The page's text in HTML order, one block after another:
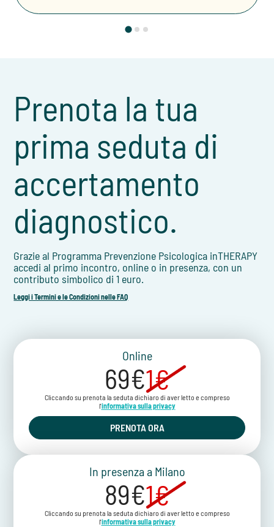
Prenota la tua
prima seduta di
accertamento
diagnostico.
Grazie al Programma Prevenzione Psicologica inTHERAPY
accedi al primo incontro, online o in presenza, con un
contributo simbolico di 1 euro.
Leggi i Termini e le Condizioni nelle FAQ
Online
69€1€
Cliccando su prenota la seduta dichiaro di aver letto e compreso
l'informativa sulla privacy
PRENOTA ORA
In presenza a Milano
89€1€
Cliccando su prenota la seduta dichiaro di aver letto e compreso
l'informativa sulla privacy